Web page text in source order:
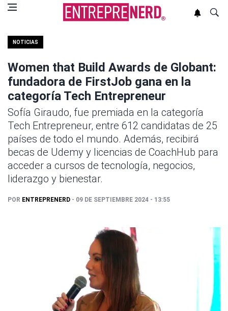
NOTICIAS
Women that Build Awards de Globant:
fundadora de FirstJob gana en la
categoría Tech Entrepreneur
Sofía Giraudo, fue premiada en la categoría
Tech Entrepreneur, entre 612 candidatas de 25
países de todo el mundo. Además, recibirá
becas de Udemy y licencias de CoachHub para
acceder a cursos de tecnología, negocios,
liderazgo y bienestar.
POR ENTREPRENERD - 09 DE SEPTIEMBRE 2024 - 13:55